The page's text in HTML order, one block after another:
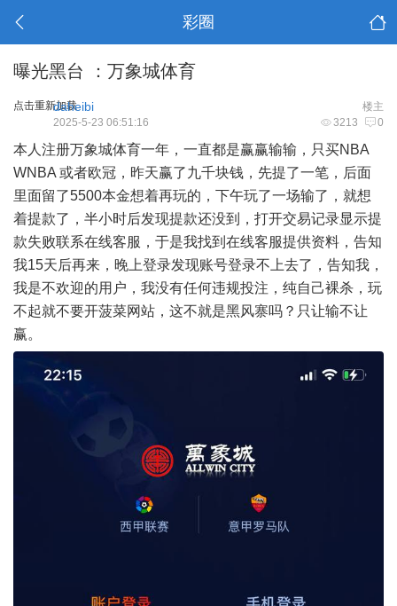
彩圈
曝光黑台 ：万象城体育
点击重新加载 楼主
daheibi
3213 0
2025-5-23 06:51:16
本人注册万象城体育一年，一直都是赢赢输输，只买NBA
WNBA 或者欧冠，昨天赢了九千块钱，先提了一笔，后面
里面留了5500本金想着再玩的，下午玩了一场输了，就想
着提款了，半小时后发现提款还没到，打开交易记录显示提
款失败联系在线客服，于是我找到在线客服提供资料，告知
我15天后再来，晚上登录发现账号登录不上去了，告知我，
我是不欢迎的用户，我没有任何违规投注，纯自己裸杀，玩
不起就不要开菠菜网站，这不就是黑风寨吗？只让输不让
赢。